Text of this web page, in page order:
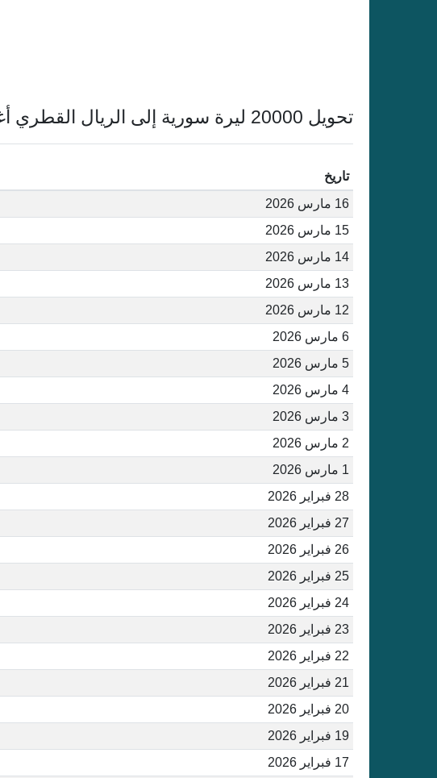
تحويل 20000 ليرة سورية إلى الريال القطري أغسطس 2026
تاريخ
16 مارس 2026
15 مارس 2026
14 مارس 2026
13 مارس 2026
12 مارس 2026
6 مارس 2026
5 مارس 2026
4 مارس 2026
3 مارس 2026
2 مارس 2026
1 مارس 2026
28 فبراير 2026
27 فبراير 2026
26 فبراير 2026
25 فبراير 2026
24 فبراير 2026
23 فبراير 2026
22 فبراير 2026
21 فبراير 2026
20 فبراير 2026
19 فبراير 2026
17 فبراير 2026